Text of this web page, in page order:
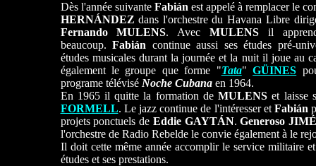
Dès l'année suivante Fabián est appelé à remplacer le
HERNÁNDEZ dans l'orchestre du Havana Libre
Fernando MULENS. AvecMULENS il
beaucoup. Fabián continue aussi ses études pré-
études musicales durant la journée et la nuit il joue au
également le groupe que forme "Tata"GÜINES
programe télévisé Noche Cubanaen 1964.
En 1965 il quitte la formation deMULENS et laisse
FORMELL. Le jazz continue de l'intéresser et Fabián
projets ponctuels de Eddie GAYTÁN.Generoso
l'orchestre de Radio Rebelde le convie également à le
Il doit cette même année accomplir le service militaire
études et ses prestations.